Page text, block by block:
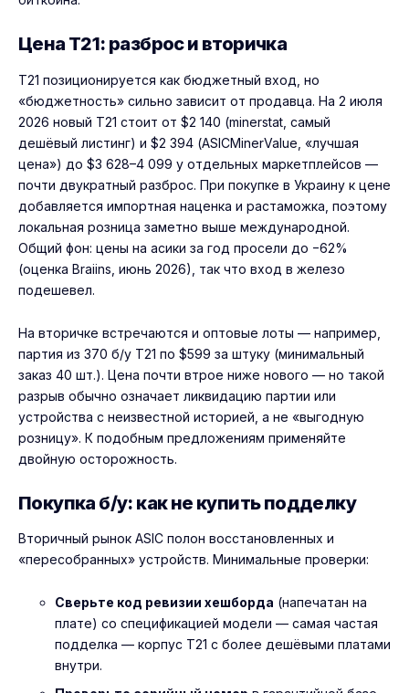
Цена T21: разброс и вторичка
T21 позиционируется как бюджетный вход, но
«бюджетность» сильно зависит от продавца. На 2 июля
2026 новый T21 стоит от $2 140 (minerstat, самый
дешёвый листинг) и $2 394 (ASICMinerValue, «лучшая
цена») до $3 628–4 099 у отдельных маркетплейсов —
почти двукратный разброс. При покупке в Украину к цене
добавляется импортная наценка и растаможка, поэтому
локальная розница заметно выше международной.
Общий фон: цены на асики за год просели до −62%
(оценка Braiins, июнь 2026), так что вход в железо
подешевел.
На вторичке встречаются и оптовые лоты — например,
партия из 370 б/у T21 по $599 за штуку (минимальный
заказ 40 шт.). Цена почти втрое ниже нового — но такой
разрыв обычно означает ликвидацию партии или
устройства с неизвестной историей, а не «выгодную
розницу». К подобным предложениям применяйте
двойную осторожность.
Покупка б/у: как не купить подделку
Вторичный рынок ASIC полон восстановленных и
«пересобранных» устройств. Минимальные проверки:
Сверьте код ревизии хешборда (напечатан на
плате) со спецификацией модели — самая частая
подделка — корпус T21 с более дешёвыми платами
внутри.